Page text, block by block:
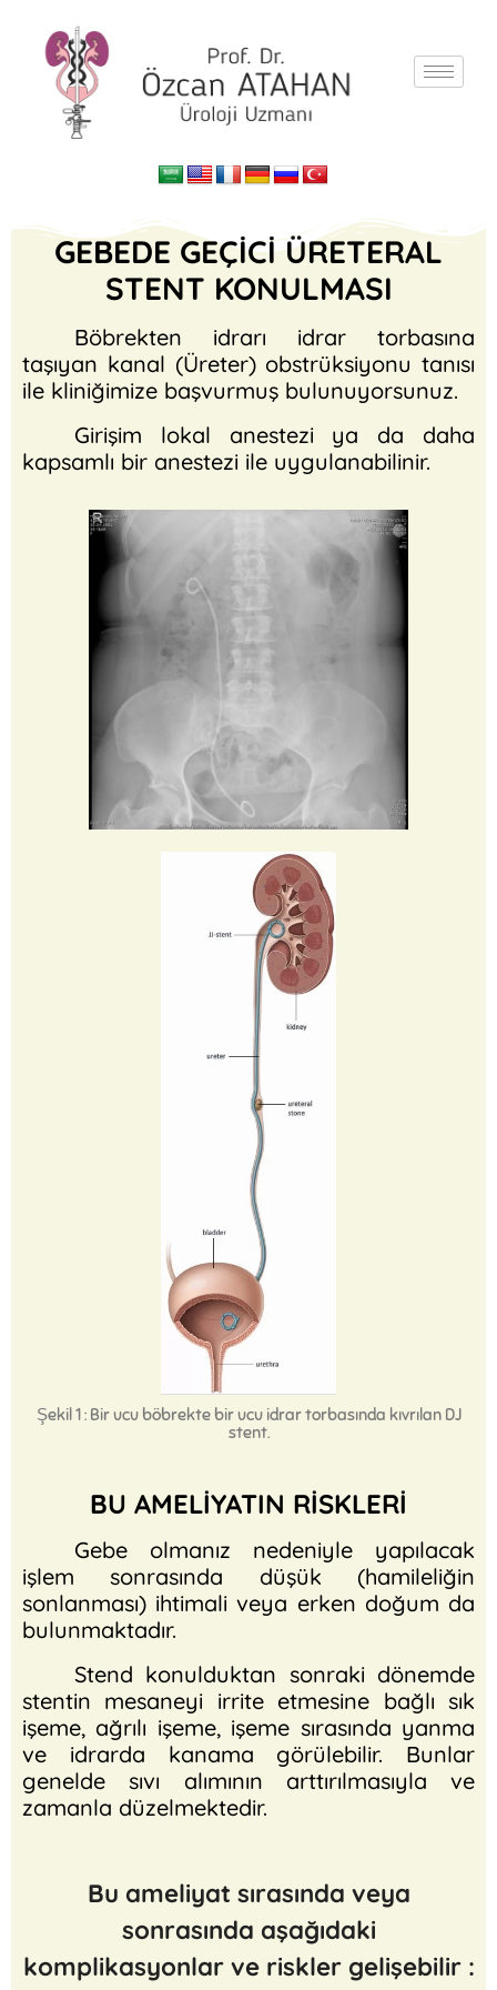
GEBEDE GEÇİCİ ÜRETERAL
STENT KONULMASI
Böbrekten idrarı idrar torbasına
taşıyan kanal (Üreter) obstrüksiyonu tanısı
ile kliniğimize başvurmuş bulunuyorsunuz.
Girişim lokal anestezi ya da daha
kapsamlı bir anestezi ile uygulanabilinir.
Şekil 1 : Bir ucu böbrekte bir ucu idrar torbasında kıvrılan DJ
stent.
BU AMELİYATIN RİSKLERİ
Gebe olmanız nedeniyle yapılacak
işlem sonrasında düşük (hamileliğin
sonlanması) ihtimali veya erken doğum da
bulunmaktadır.
Stend konulduktan sonraki dönemde
stentin mesaneyi irrite etmesine bağlı sık
işeme, ağrılı işeme, işeme sırasında yanma
ve idrarda kanama görülebilir. Bunlar
genelde sıvı alımının arttırılmasıyla ve
zamanla düzelmektedir.
Bu ameliyat sırasında veya
sonrasında aşağıdaki
komplikasyonlar ve riskler gelişebilir :